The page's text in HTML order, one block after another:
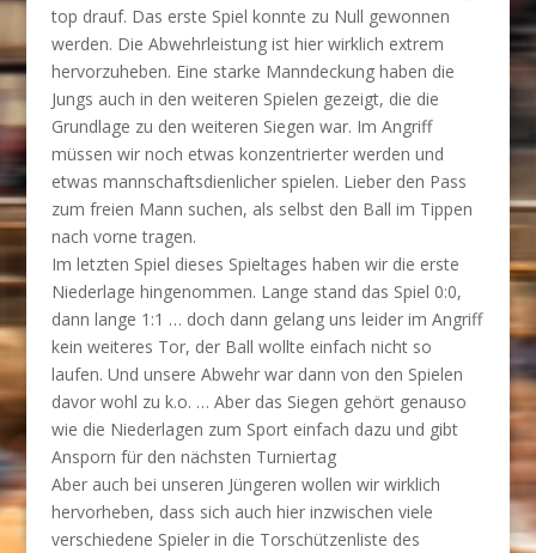
top drauf. Das erste Spiel konnte zu Null gewonnen
werden. Die Abwehrleistung ist hier wirklich extrem
hervorzuheben. Eine starke Manndeckung haben die
Jungs auch in den weiteren Spielen gezeigt, die die
Grundlage zu den weiteren Siegen war. Im Angriff
müssen wir noch etwas konzentrierter werden und
etwas mannschaftsdienlicher spielen. Lieber den Pass
zum freien Mann suchen, als selbst den Ball im Tippen
nach vorne tragen.
Im letzten Spiel dieses Spieltages haben wir die erste
Niederlage hingenommen. Lange stand das Spiel 0:0,
dann lange 1:1 … doch dann gelang uns leider im Angriff
kein weiteres Tor, der Ball wollte einfach nicht so
laufen. Und unsere Abwehr war dann von den Spielen
davor wohl zu k.o. … Aber das Siegen gehört genauso
wie die Niederlagen zum Sport einfach dazu und gibt
Ansporn für den nächsten Turniertag
Aber auch bei unseren Jüngeren wollen wir wirklich
hervorheben, dass sich auch hier inzwischen viele
verschiedene Spieler in die Torschützenliste des